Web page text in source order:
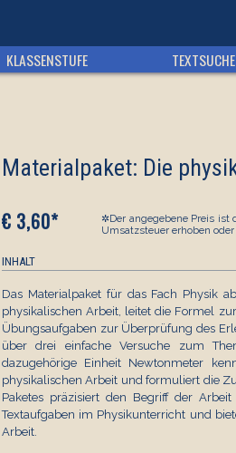
KLASSENSTUFE TEXTSUCHE
Materialpaket: Die
€ 3,60*
✲Der angegebene Preis ist
Umsatzsteuer erhoben
INHALT
Das Materialpaket für das Fach Physik
physikalischen Arbeit, leitet die Formel
Übungsaufgaben zur Überprüfung des
über drei einfache Versuche zum
dazugehörige Einheit Newtonmeter
physikalischen Arbeit und formuliert die
Paketes präzisiert den Begriff der
Textaufgaben im Physikunterricht und
Arbeit.